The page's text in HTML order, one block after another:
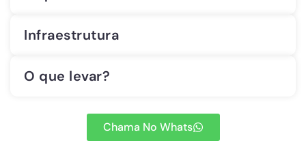
Infraestrutura
O que levar?
Chama No Whats